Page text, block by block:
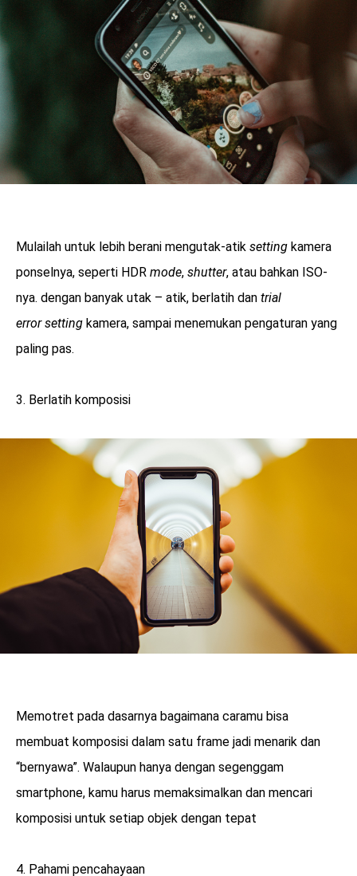
Mulailah untuk lebih berani mengutak-atik setting kamera
ponselnya, seperti HDR mode, shutter, atau bahkan ISO-
nya. dengan banyak utak – atik, berlatih dan trial
error setting kamera, sampai menemukan pengaturan yang
paling pas.
3. Berlatih komposisi
Memotret pada dasarnya bagaimana caramu bisa
membuat komposisi dalam satu frame jadi menarik dan
“bernyawa”. Walaupun hanya dengan segenggam
smartphone, kamu harus memaksimalkan dan mencari
komposisi untuk setiap objek dengan tepat
4. Pahami pencahayaan